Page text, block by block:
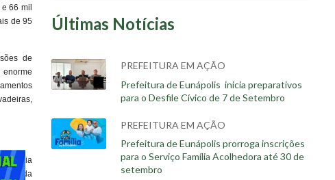
66 mil
de 95
de
da
Últimas Notícias
PREFEITURA EM AÇÃO
Prefeitura de Eunápolis inicia preparativos
para o Desfile Cívico de 7 de Setembro
PREFEITURA EM AÇÃO
Prefeitura de Eunápolis prorroga inscrições
para o Serviço Família Acolhedora até 30 de
setembro